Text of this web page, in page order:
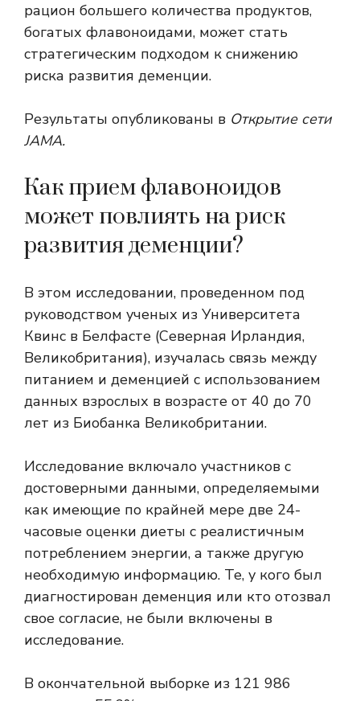
рацион большего количества продуктов,
богатых флавоноидами, может стать
стратегическим подходом к снижению
риска развития деменции.
Результаты опубликованы в Открытие сети
JAMA.
Как прием флавоноидов
может повлиять на риск
развития деменции?
В этом исследовании, проведенном под
руководством ученых из Университета
Квинс в Белфасте (Северная Ирландия,
Великобритания), изучалась связь между
питанием и деменцией с использованием
данных взрослых в возрасте от 40 до 70
лет из Биобанка Великобритании.
Исследование включало участников с
достоверными данными, определяемыми
как имеющие по крайней мере две 24-
часовые оценки диеты с реалистичным
потреблением энергии, а также другую
необходимую информацию. Те, у кого был
диагностирован деменция или кто отозвал
свое согласие, не были включены в
исследование.
В окончательной выборке из 121 986